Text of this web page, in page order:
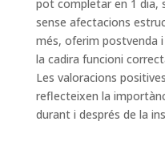
pot completar en 1 dia,
sense afectacions
més, oferim postvenda
la cadira funcioni
Les valoracions
reflecteixen la
durant i després de la